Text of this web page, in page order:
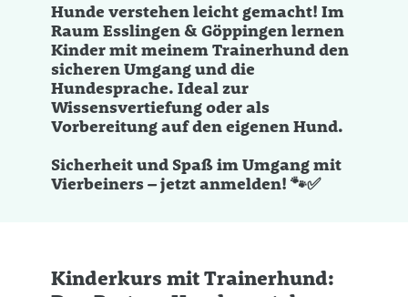
Hunde verstehen leicht gemacht! Im
Raum Esslingen & Göppingen lernen
Kinder mit meinem Trainerhund den
sicheren Umgang und die
Hundesprache. Ideal zur
Wissensvertiefung oder als
Vorbereitung auf den eigenen Hund.
Sicherheit und Spaß im Umgang mit
Vierbeiners – jetzt anmelden! 🐾✅
Kinderkurs mit Trainerhund: